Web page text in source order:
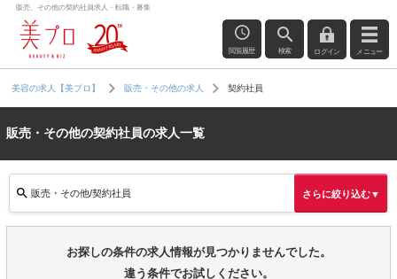
販売、その他の契約社員求人・転職・募集
閲覧履歴 検索 ログイン メニュー
美容の求人【美プロ】 販売・その他の求人 契約社員
販売・その他の契約社員の求人一覧
販売・その他/契約社員 さらに絞り込む▼
お探しの条件の求人情報が見つかりませんでした。
違う条件でお試しください。